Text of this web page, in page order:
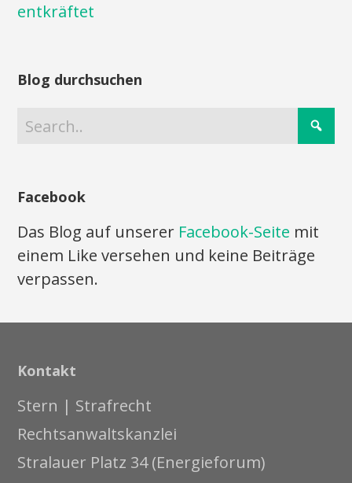
entkräftet
Blog durchsuchen
Facebook
Das Blog auf unserer Facebook-Seite mit
einem Like versehen und keine Beiträge
verpassen.
Kontakt
Stern | Strafrecht
Rechtsanwaltskanzlei
Stralauer Platz 34 (Energieforum)